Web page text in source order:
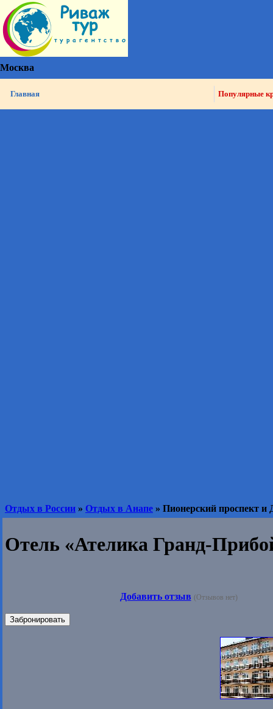
Москва
Главная Популярные
Отдых в России » Отдых в Анапе » Пионерский проспект и
Отель «Ателика Гранд-
Добавить отзыв (Отзывов нет)
Забронировать